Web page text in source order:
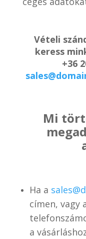
Vételi
keress
+36
Mi
Ha a
címen, vagy
a